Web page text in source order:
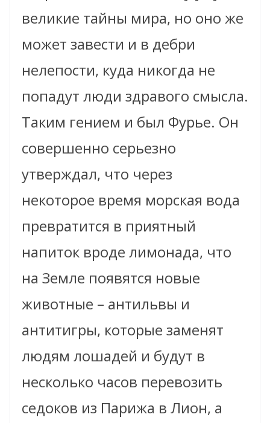
великие тайны мира, но оно же
может завести и в дебри
нелепости, куда никогда не
попадут люди здравого смысла.
Таким гением и был Фурье. Он
совершенно серьезно
утверждал, что через
некоторое время морская вода
превратится в приятный
напиток вроде лимонада, что
на Земле появятся новые
животные – антильвы и
антитигры, которые заменят
людям лошадей и будут в
несколько часов перевозить
седоков из Парижа в Лион, а